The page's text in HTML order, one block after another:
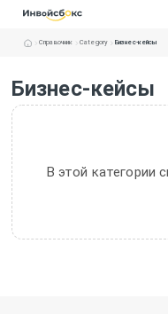
Справочник Category Бизнес-кейсы
Бизнес-кейсы
В этой категории